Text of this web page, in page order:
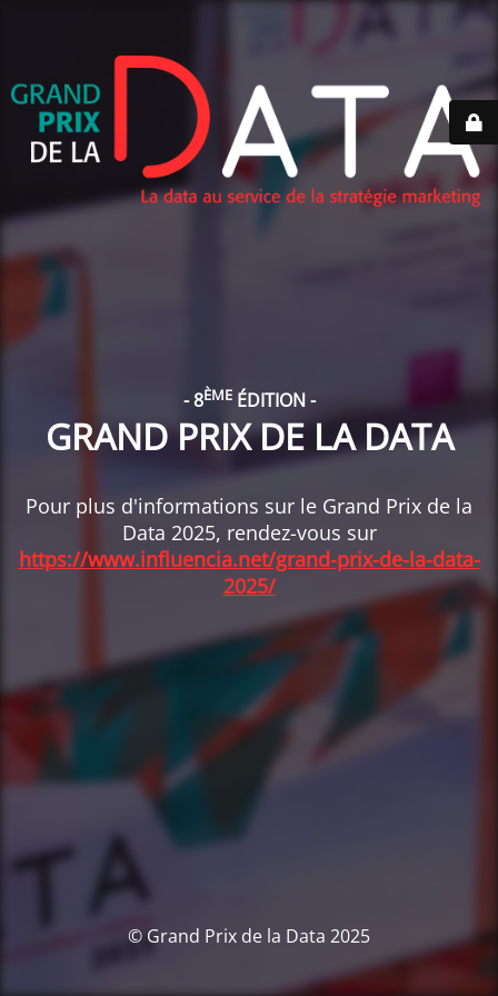
- 8ÈMEÉDITION -
GRAND PRIX DE LA DATA
Pour plus d'informations sur le Grand Prix de la
Data 2025, rendez-vous sur
https://www.influencia.net/grand-prix-de-la-data-
2025/
© Grand Prix de la Data 2025